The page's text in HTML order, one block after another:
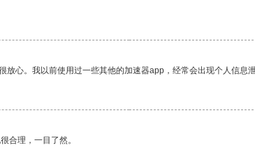
心。我以前使用过一些其他的加速器app，经常会出现个人信息
合理，一目了然。